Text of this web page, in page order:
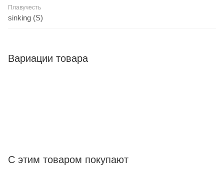
Плавучесть
sinking (S)
Вариации товара
С этим товаром покупают